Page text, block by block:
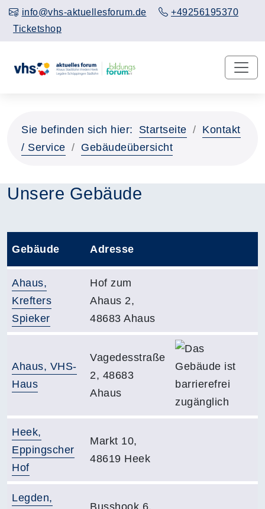
info@vhs-aktuellesforum.de
+49256195370
Ticketshop
Sie befinden sich hier: Startseite
Kontakt
/ Service
Gebäudeübersicht
Unsere Gebäude
Gebäude Adresse
Gebäude:
Ahaus,
Krefters
Spieker
Adresse:
Hof zum
Ahaus 2,
48683 Ahaus
Gebäude:
Ahaus, VHS-
Haus
Adresse:
Vagedesstraße
2, 48683
Ahaus
Gebäude:
Heek,
Eppingscher
Hof
Adresse:
Markt 10,
48619 Heek
Gebäude:
Legden,
Adresse:
Busshook 6,